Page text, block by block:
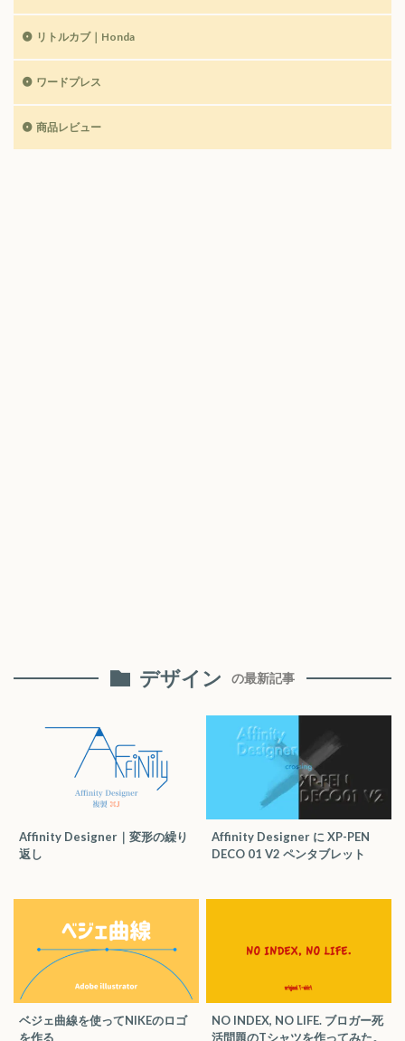
リトルカブ｜Honda
ワードプレス
商品レビュー
デザイン の最新記事
Affinity Designer｜変形の繰り
返し
Affinity Designer に XP-PEN
DECO 01 V2 ペンタブレット
ベジェ曲線を使ってNIKEのロゴ
を作る
NO INDEX, NO LIFE. ブロガー死
活問題のTシャツを作ってみた。